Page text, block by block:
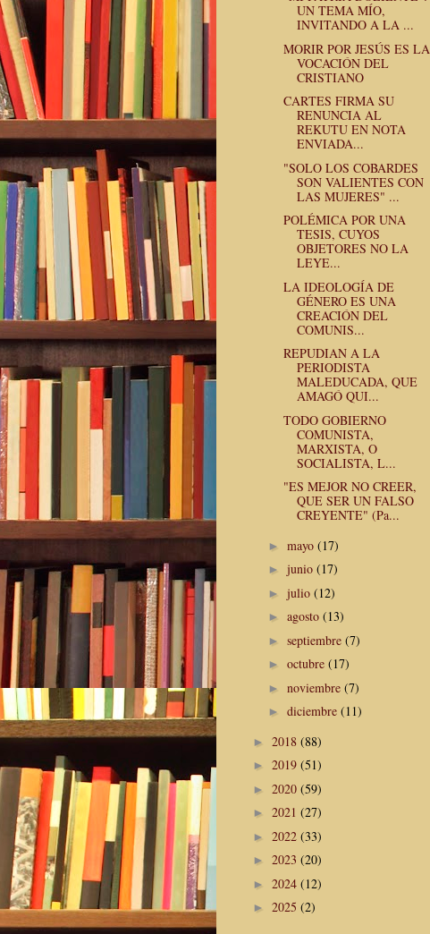
UN TEMA MÍO,
INVITANDO A LA ...
MORIR POR JESÚS ES LA
VOCACIÓN DEL
CRISTIANO
CARTES FIRMA SU
RENUNCIA AL
REKUTU EN NOTA
ENVIADA...
"SOLO LOS COBARDES
SON VALIENTES CON
LAS MUJERES" ...
POLÉMICA POR UNA
TESIS, CUYOS
OBJETORES NO LA
LEYE...
LA IDEOLOGÍA DE
GÉNERO ES UNA
CREACIÓN DEL
COMUNIS...
REPUDIAN A LA
PERIODISTA
MALEDUCADA, QUE
AMAGÓ QUI...
TODO GOBIERNO
COMUNISTA,
MARXISTA, O
SOCIALISTA, L...
"ES MEJOR NO CREER,
QUE SER UN FALSO
CREYENTE" (Pa...
► mayo (17)
► junio (17)
► julio (12)
► agosto (13)
► septiembre (7)
► octubre (17)
► noviembre (7)
► diciembre (11)
► 2018 (88)
► 2019 (51)
► 2020 (59)
► 2021 (27)
► 2022 (33)
► 2023 (20)
► 2024 (12)
► 2025 (2)